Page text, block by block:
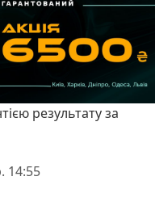
результату за
14:55